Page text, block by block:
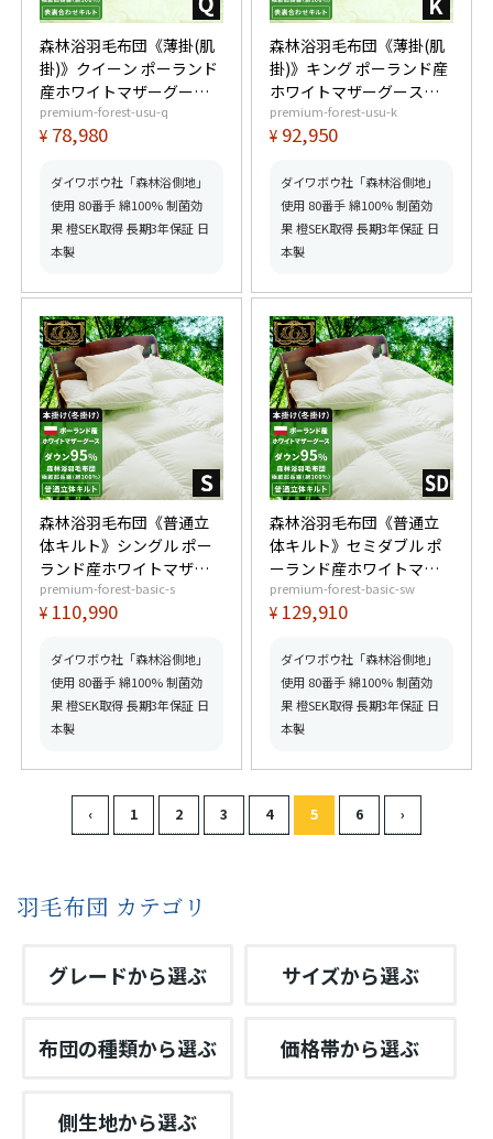
森林浴羽毛布団《薄掛(肌
掛)》クイーン ポーランド
産ホワイトマザーグース
ダウン95% (440dp以上)
羽毛量0.7kg 【6つ星プレ
【グッドふとんマーク取
得】
premium-forest-usu-q
¥ 78,980
ダイワボウ社「森林浴側地」
使用 80番手 綿100% 制菌効
果 橙SEK取得 長期3年保証 日
本製
森林浴羽毛布団《薄掛(肌
掛)》キング ポーランド産
ホワイトマザーグースダ
ウン95% (440dp以上) 羽
毛量0.8kg 【6つ星プレミ
ッドふとんマーク取得】
premium-forest-usu-k
¥ 92,950
ダイワボウ社「森林浴側地」
使用 80番手 綿100% 制菌効
果 橙SEK取得 長期3年保証 日
本製
森林浴羽毛布団《普通立
体キルト》シングル ポー
ランド産ホワイトマザー
グースダウン95% (440dp
以上) 羽毛量1.3kg 【6つ
得】【グッドふとんマー
ク取得】
premium-forest-basic-s
¥ 110,990
ダイワボウ社「森林浴側地」
使用 80番手 綿100% 制菌効
果 橙SEK取得 長期3年保証 日
本製
森林浴羽毛布団《普通立
体キルト》セミダブル ポ
ーランド産ホワイトマザ
ーグースダウン95%
(440dp以上) 羽毛量1.5kg
ド取得】【グッドふとん
マーク取得】
premium-forest-basic-sw
¥ 129,910
ダイワボウ社「森林浴側地」
使用 80番手 綿100% 制菌効
果 橙SEK取得 長期3年保証 日
本製
羽毛布団 カテゴリ
グレードから選ぶ サイズから選ぶ
布団の種類から選ぶ 価格帯から選ぶ
側生地から選ぶ